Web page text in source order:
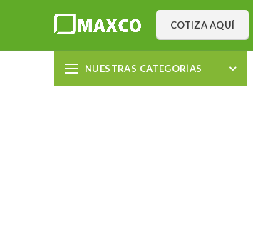
COTIZA AQUÍ
NUESTRAS CATEGORÍAS